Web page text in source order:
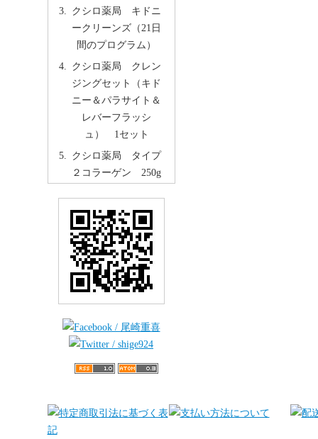
クシロ薬局 キドニ
ークリーンズ（21日
間のプログラム）
クシロ薬局 クレン
ジングセット（キド
ニー＆パラサイト＆
レバーフラッシ
ュ） 1セット
クシロ薬局 タイプ
２コラーゲン 250g